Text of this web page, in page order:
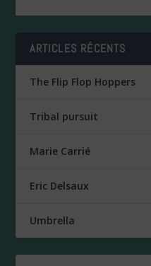
ARTICLES RÉCENTS
The Flip Flop Hoppers
Tribal pursuit
Marie Carrié
Eric Delsaux
Umbrella